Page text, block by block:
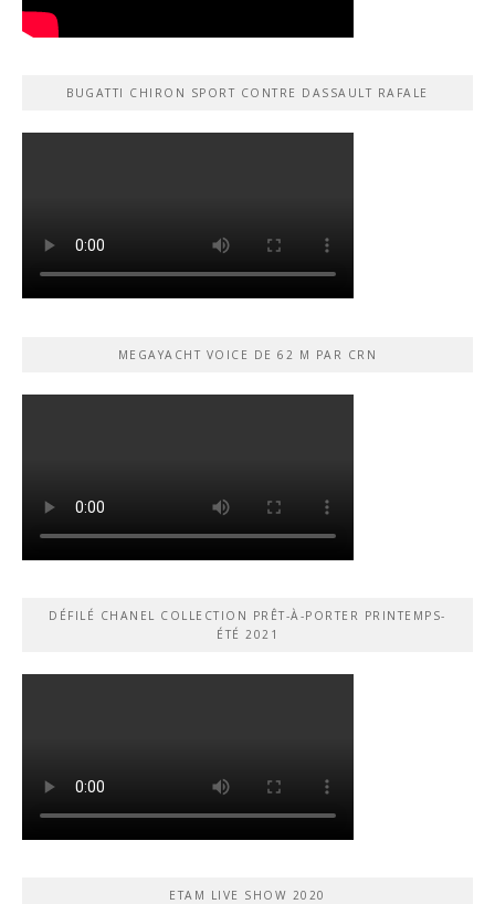
BUGATTI CHIRON SPORT CONTRE DASSAULT RAFALE
MEGAYACHT VOICE DE 62 M PAR CRN
DÉFILÉ CHANEL COLLECTION PRÊT-À-PORTER PRINTEMPS-
ÉTÉ 2021
ETAM LIVE SHOW 2020